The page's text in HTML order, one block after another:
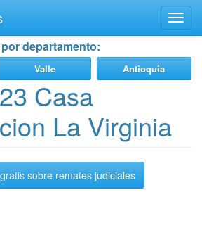
departamento:
Valle Antioquia
Casa
La Virginia
sobre remates judiciales